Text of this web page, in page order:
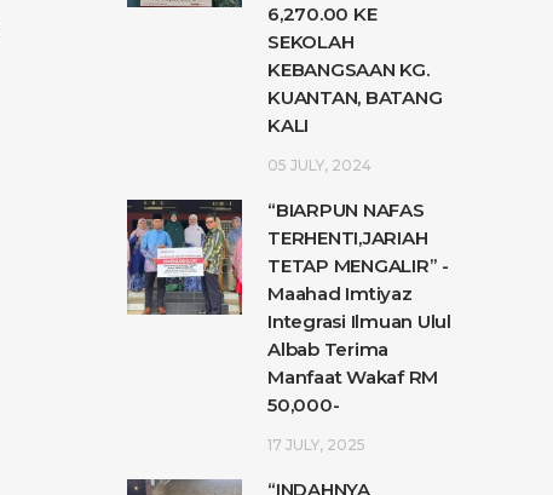
6,270.00 KE
SEKOLAH
KEBANGSAAN KG.
KUANTAN, BATANG
KALI
05 JULY, 2024
“BIARPUN NAFAS
TERHENTI,JARIAH
TETAP MENGALIR” -
Maahad Imtiyaz
Integrasi Ilmuan Ulul
Albab Terima
Manfaat Wakaf RM
50,000-
17 JULY, 2025
“INDAHNYA